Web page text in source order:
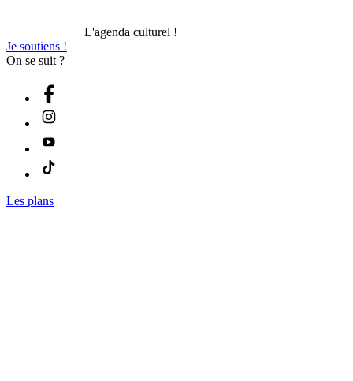
L'agenda culturel !
Je soutiens !
On se suit ?
Les plans